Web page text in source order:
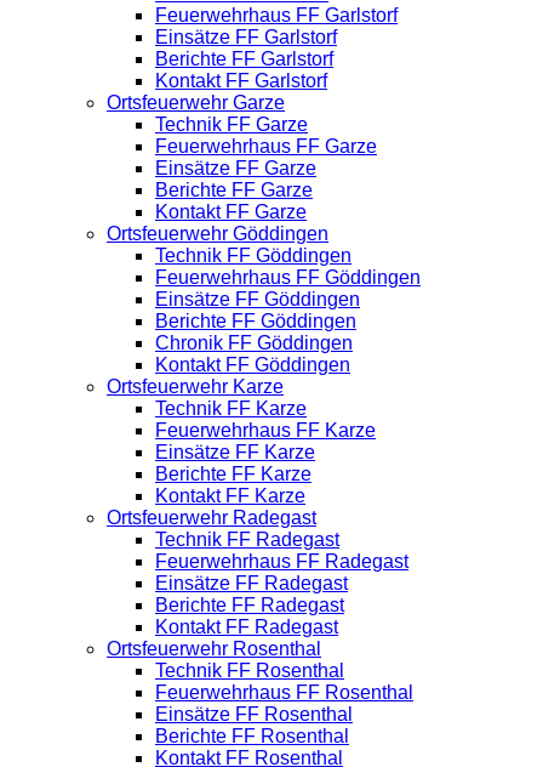
Feuerwehrhaus FF Garlstorf
Einsätze FF Garlstorf
Berichte FF Garlstorf
Kontakt FF Garlstorf
Ortsfeuerwehr Garze
Technik FF Garze
Feuerwehrhaus FF Garze
Einsätze FF Garze
Berichte FF Garze
Kontakt FF Garze
Ortsfeuerwehr Göddingen
Technik FF Göddingen
Feuerwehrhaus FF Göddingen
Einsätze FF Göddingen
Berichte FF Göddingen
Chronik FF Göddingen
Kontakt FF Göddingen
Ortsfeuerwehr Karze
Technik FF Karze
Feuerwehrhaus FF Karze
Einsätze FF Karze
Berichte FF Karze
Kontakt FF Karze
Ortsfeuerwehr Radegast
Technik FF Radegast
Feuerwehrhaus FF Radegast
Einsätze FF Radegast
Berichte FF Radegast
Kontakt FF Radegast
Ortsfeuerwehr Rosenthal
Technik FF Rosenthal
Feuerwehrhaus FF Rosenthal
Einsätze FF Rosenthal
Berichte FF Rosenthal
Kontakt FF Rosenthal